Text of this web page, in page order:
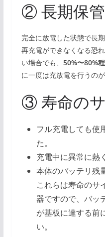
② 長期保
完全に放電した状態で長
再充電ができなくなる恐
い場合でも、 50%〜80%
に一度は充放電を行うのが
③ 寿命の
フル充電しても使
た。
充電中に異常に熱
本体のバッテリ残
これらは寿命のサ
器ですので、バッ
が基板に達する前
い。